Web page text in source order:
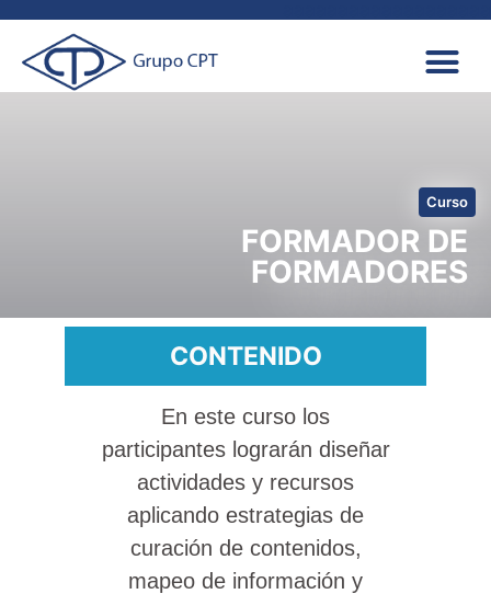
Curso
FORMADOR DE
FORMADORES
CONTENIDO
En este curso los
participantes lograrán diseñar
actividades y recursos
aplicando estrategias de
curación de contenidos,
mapeo de información y